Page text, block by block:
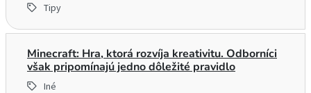
Tipy
Minecraft: Hra, ktorá rozvíja kreativitu. Odborníci
však pripomínajú jedno dôležité pravidlo
Iné